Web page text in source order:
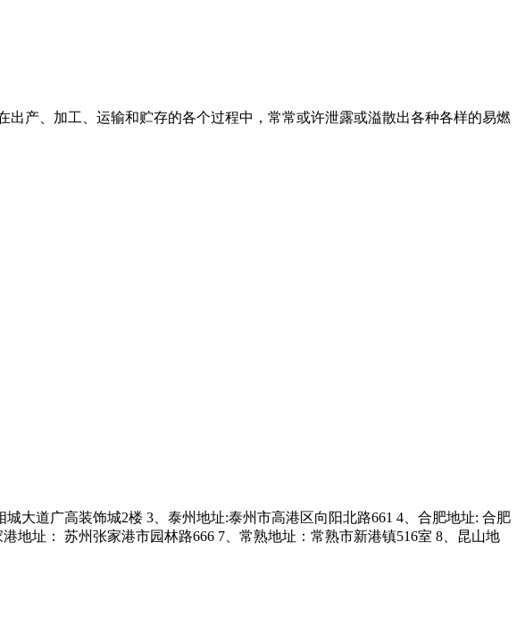
产、加工、运输和贮存的各个过程中，常常或许泄露或溢散出各种各样的易燃
大道广高装饰城2楼 3、泰州地址:泰州市高港区向阳北路661 4、合肥地址: 合肥
地址： 苏州张家港市园林路666 7、常熟地址：常熟市新港镇516室 8、昆山地